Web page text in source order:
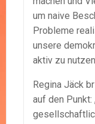
um naive
Probleme
unsere
aktiv zu
Regina Jäck
auf den Punkt: